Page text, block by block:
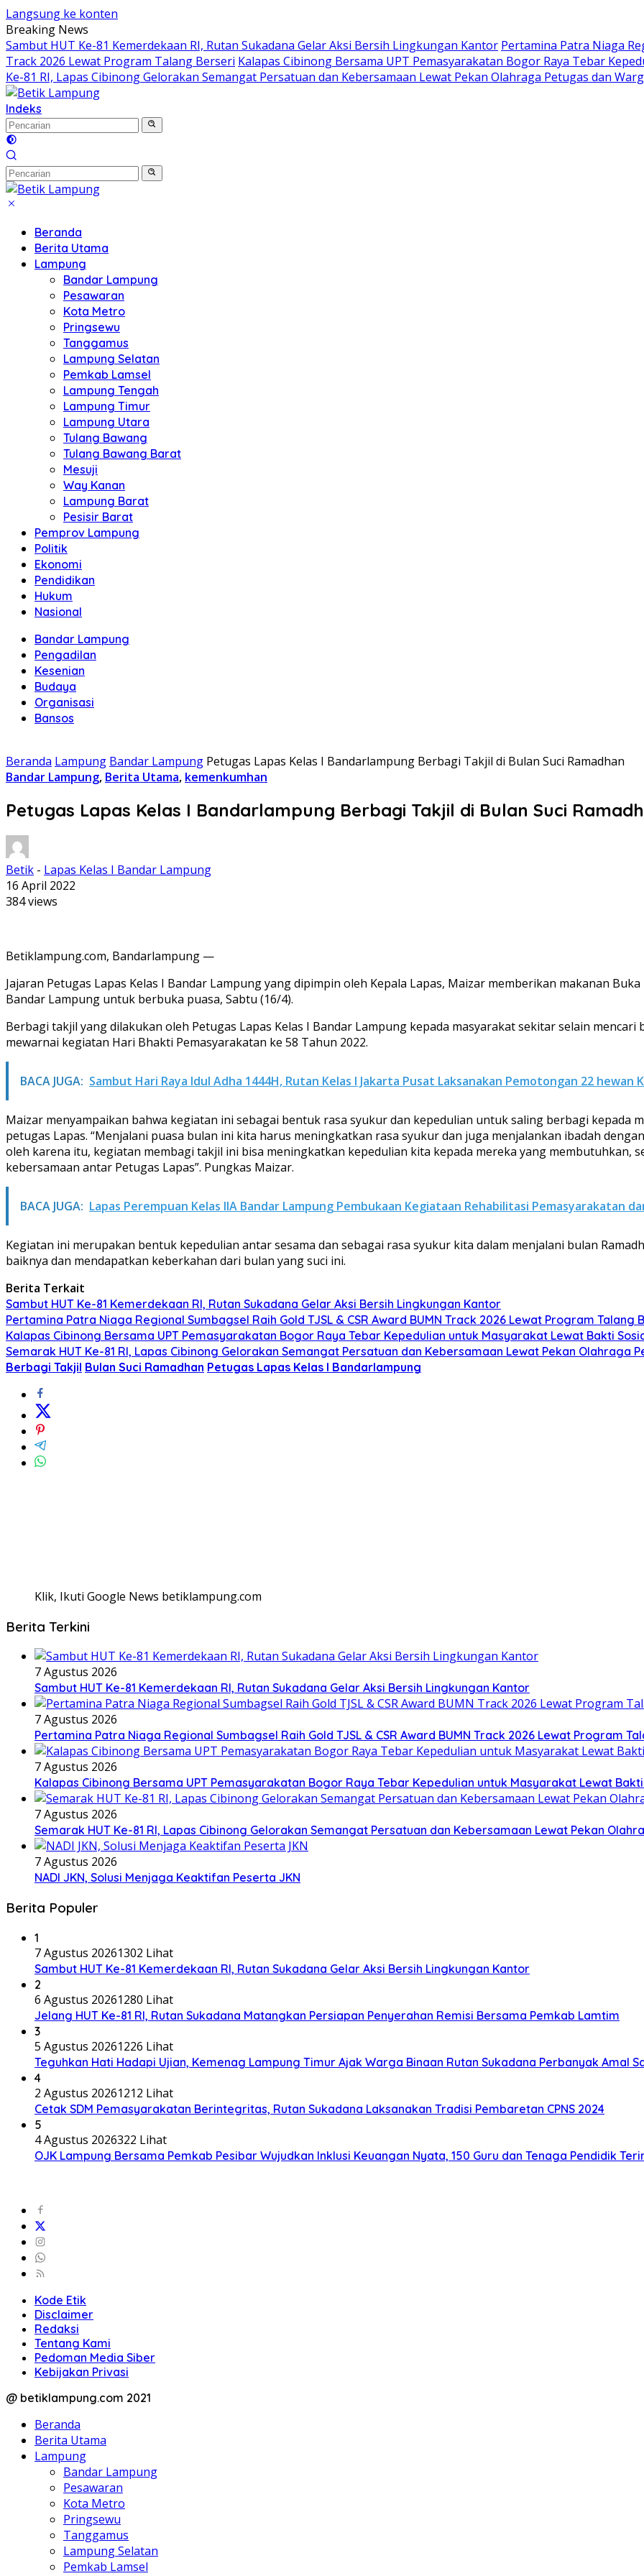
Langsung ke konten
Breaking News
Sambut HUT Ke-81 Kemerdekaan RI, Rutan Sukadana Gelar Aksi Bersih Lingkungan Kantor Pertamina Patra Niaga
Track 2026 Lewat Program Talang Berseri Kalapas Cibinong Bersama UPT Pemasyarakatan Bogor Raya Tebar
Ke-81 RI, Lapas Cibinong Gelorakan Semangat Persatuan dan Kebersamaan Lewat Pekan Olahraga Petugas dan
Indeks
Beranda
Berita Utama
Lampung
Bandar Lampung
Pesawaran
Kota Metro
Pringsewu
Tanggamus
Lampung Selatan
Pemkab Lamsel
Lampung Tengah
Lampung Timur
Lampung Utara
Tulang Bawang
Tulang Bawang Barat
Mesuji
Way Kanan
Lampung Barat
Pesisir Barat
Pemprov Lampung
Politik
Ekonomi
Pendidikan
Hukum
Nasional
Bandar Lampung
Pengadilan
Kesenian
Budaya
Organisasi
Bansos
Beranda Lampung Bandar Lampung Petugas Lapas Kelas I Bandarlampung Berbagi Takjil di Bulan Suci Ramadhan
Bandar Lampung, Berita Utama, kemenkumhan
Petugas Lapas Kelas I Bandarlampung Berbagi Takjil di Bulan Suci
Betik - Lapas Kelas I Bandar Lampung
16 April 2022
384 views
Betiklampung.com, Bandarlampung —
Jajaran Petugas Lapas Kelas I Bandar Lampung yang dipimpin oleh Kepala Lapas, Maizar memberikan makanan
Bandar Lampung untuk berbuka puasa, Sabtu (16/4).
Berbagi takjil yang dilakukan oleh Petugas Lapas Kelas I Bandar Lampung kepada masyarakat sekitar selain
mewarnai kegiatan Hari Bhakti Pemasyarakatan ke 58 Tahun 2022.
BACA JUGA: Sambut Hari Raya Idul Adha 1444H, Rutan Kelas I Jakarta Pusat Laksanakan Pemotongan 22 hewan
Maizar menyampaikan bahwa kegiatan ini sebagai bentuk rasa syukur dan kepedulian untuk saling berbagi kepada
petugas Lapas. “Menjalani puasa bulan ini kita harus meningkatkan rasa syukur dan juga menjalankan ibadah
oleh karena itu, kegiatan membagi takjil ini bisa meningkatkan kepedulian kita kepada mereka yang membutuhkan,
kebersamaan antar Petugas Lapas”. Pungkas Maizar.
BACA JUGA: Lapas Perempuan Kelas IIA Bandar Lampung Pembukaan Kegiataan Rehabilitasi Pemasyarakatan
Kegiatan ini merupakan bentuk kepedulian antar sesama dan sebagai rasa syukur kita dalam menjalani bulan
baiknya dan mendapatkan keberkahan dari bulan yang suci ini.
Berita Terkait
Sambut HUT Ke-81 Kemerdekaan RI, Rutan Sukadana Gelar Aksi Bersih Lingkungan Kantor
Pertamina Patra Niaga Regional Sumbagsel Raih Gold TJSL & CSR Award BUMN Track 2026 Lewat Program Talang
Kalapas Cibinong Bersama UPT Pemasyarakatan Bogor Raya Tebar Kepedulian untuk Masyarakat Lewat Bakti
Semarak HUT Ke-81 RI, Lapas Cibinong Gelorakan Semangat Persatuan dan Kebersamaan Lewat Pekan Olahraga
Berbagi Takjil Bulan Suci Ramadhan Petugas Lapas Kelas I Bandarlampung
Klik, Ikuti Google News betiklampung.com
Berita Terkini
7 Agustus 2026
Sambut HUT Ke-81 Kemerdekaan RI, Rutan Sukadana Gelar Aksi Bersih Lingkungan Kantor
7 Agustus 2026
Pertamina Patra Niaga Regional Sumbagsel Raih Gold TJSL & CSR Award BUMN Track 2026 Lewat Program
7 Agustus 2026
Kalapas Cibinong Bersama UPT Pemasyarakatan Bogor Raya Tebar Kepedulian untuk Masyarakat Lewat
7 Agustus 2026
Semarak HUT Ke-81 RI, Lapas Cibinong Gelorakan Semangat Persatuan dan Kebersamaan Lewat Pekan
7 Agustus 2026
NADI JKN, Solusi Menjaga Keaktifan Peserta JKN
Berita Populer
1
7 Agustus 20261302 Lihat
Sambut HUT Ke-81 Kemerdekaan RI, Rutan Sukadana Gelar Aksi Bersih Lingkungan Kantor
2
6 Agustus 20261280 Lihat
Jelang HUT Ke-81 RI, Rutan Sukadana Matangkan Persiapan Penyerahan Remisi Bersama Pemkab Lamtim
3
5 Agustus 20261226 Lihat
Teguhkan Hati Hadapi Ujian, Kemenag Lampung Timur Ajak Warga Binaan Rutan Sukadana Perbanyak Amal
4
2 Agustus 20261212 Lihat
Cetak SDM Pemasyarakatan Berintegritas, Rutan Sukadana Laksanakan Tradisi Pembaretan CPNS 2024
5
4 Agustus 2026322 Lihat
OJK Lampung Bersama Pemkab Pesibar Wujudkan Inklusi Keuangan Nyata, 150 Guru dan Tenaga Pendidik
Kode Etik
Disclaimer
Redaksi
Tentang Kami
Pedoman Media Siber
Kebijakan Privasi
@ betiklampung.com 2021
Beranda
Berita Utama
Lampung
Bandar Lampung
Pesawaran
Kota Metro
Pringsewu
Tanggamus
Lampung Selatan
Pemkab Lamsel